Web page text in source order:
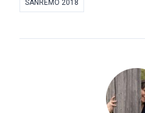
SANREMO 2018